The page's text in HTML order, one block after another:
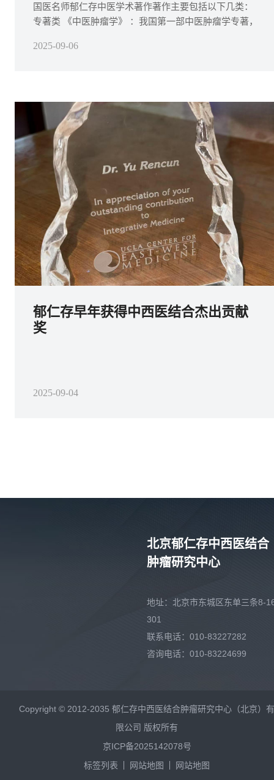
国医名师郁仁存中医学术著作著作主要包括以下几类：
专著类‌ 《中医肿瘤学》 ‌：我国第一部中医肿瘤学专著，
践。‌
2025-09-06
郁仁存早年获得中西医结合杰出贡献
奖
2025-09-04
北京郁仁存中西医结合
肿瘤研究中心
地址：北京市东城区东单三条8-
301
联系电话：010-83227282
咨询电话：010-83224699
Copyright © 2012-2035 郁仁存中西医结合肿瘤研究中心（北京）有
限公司 版权所有
京ICP备2025142078号
标签列表
网站地图 网站地图